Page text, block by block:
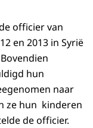
officier van
en 2013 in Syrië
hun
naar
ze hun kinderen
de officier.